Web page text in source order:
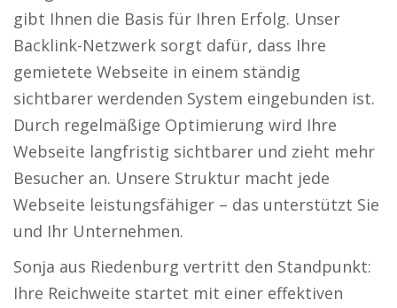
gibt Ihnen die Basis für Ihren Erfolg. Unser
Backlink-Netzwerk sorgt dafür, dass Ihre
gemietete Webseite in einem ständig
sichtbarer werdenden System eingebunden ist.
Durch regelmäßige Optimierung wird Ihre
Webseite langfristig sichtbarer und zieht mehr
Besucher an. Unsere Struktur macht jede
Webseite leistungsfähiger – das unterstützt Sie
und Ihr Unternehmen.
Sonja aus Riedenburg vertritt den Standpunkt:
Ihre Reichweite startet mit einer effektiven